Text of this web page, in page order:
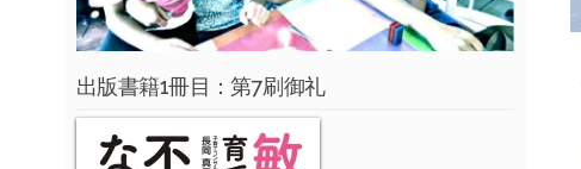
出版書籍1冊目：第7刷御礼